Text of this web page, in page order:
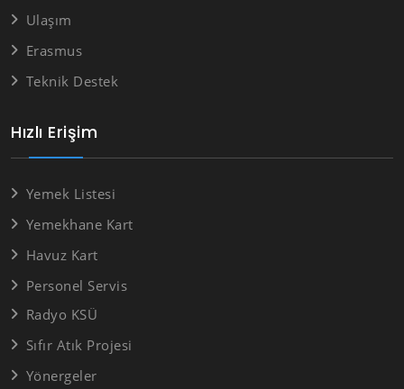
Hızlı Erişim
Yemek Listesi
Yemekhane Kart
Havuz Kart
Personel Servis
Radyo KSÜ
Sıfır Atık Projesi
Yönergeler
Ulaşım
Erasmus
Teknik Destek